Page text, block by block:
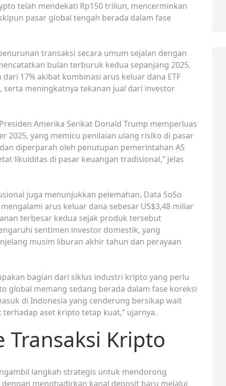
telah mendekati Rp150 triliun, mencerminkan
pasar global tengah berada dalam fase
transaksi secara umum sejalan dengan
bulan terburuk kedua sepanjang 2025.
17% akibat kombinasi arus keluar dana ETF
meningkatnya tekanan jual dari investor
Amerika Serikat Donald Trump memperluas
2025, yang memicu penilaian ulang risiko di pasar
diperparah oleh penutupan pemerintahan AS
likuiditas di pasar keuangan tradisional,” jelas
juga menunjukkan pelemahan. Data SoSo
arus keluar dana sebesar US$3,48 miliar
terbesar kedua sejak produk tersebut
sentimen investor domestik, yang
musim liburan akhir tahun dan perayaan
bagian dari siklus industri kripto yang perlu
global memang sedang berada dalam fase koreksi
di Indonesia yang cenderung bersikap wait
aset kripto tetap kuat,” ujarnya.
Transaksi Kripto
langkah strategis untuk mendorong
menghadirkan kanal deposit baru melalui